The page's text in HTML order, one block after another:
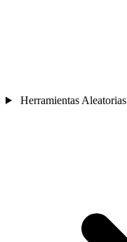
Herramientas Aleatorias